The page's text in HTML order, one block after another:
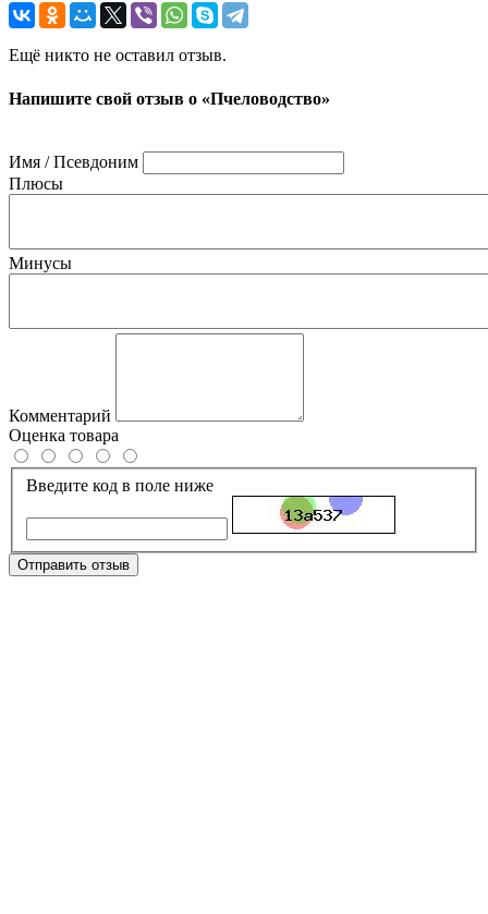
Ещё никто не оставил отзыв.
Напишите свой отзыв о «Пчеловодство»
Имя / Псевдоним
Плюсы
Минусы
Комментарий
Оценка товара
Введите код в поле ниже
Отправить отзыв